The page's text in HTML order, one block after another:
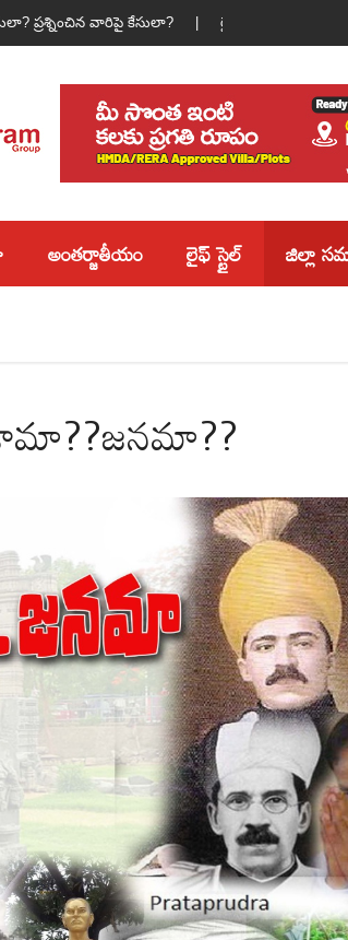
ప్రశ్నించిన వారిపై కేసులా? | రైతు మహోత్సవానికి
అంతర్జాతీయం లైఫ్ స్టైల్ జిల్లా